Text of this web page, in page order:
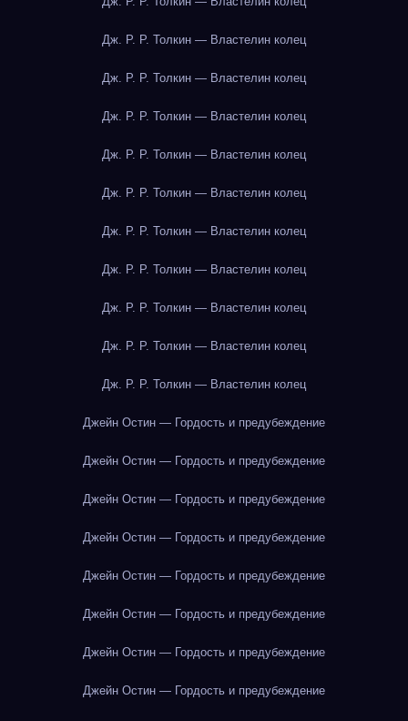
Дж. Р. Р. Толкин — Властелин колец
Дж. Р. Р. Толкин — Властелин колец
Дж. Р. Р. Толкин — Властелин колец
Дж. Р. Р. Толкин — Властелин колец
Дж. Р. Р. Толкин — Властелин колец
Дж. Р. Р. Толкин — Властелин колец
Дж. Р. Р. Толкин — Властелин колец
Дж. Р. Р. Толкин — Властелин колец
Дж. Р. Р. Толкин — Властелин колец
Дж. Р. Р. Толкин — Властелин колец
Джейн Остин — Гордость и предубеждение
Джейн Остин — Гордость и предубеждение
Джейн Остин — Гордость и предубеждение
Джейн Остин — Гордость и предубеждение
Джейн Остин — Гордость и предубеждение
Джейн Остин — Гордость и предубеждение
Джейн Остин — Гордость и предубеждение
Джейн Остин — Гордость и предубеждение